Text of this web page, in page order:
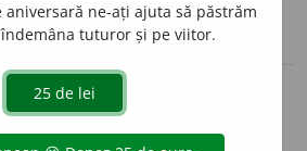
volume_up (50)
aniversară ne-ați ajuta să păstrăm
tuturor și pe viitor.